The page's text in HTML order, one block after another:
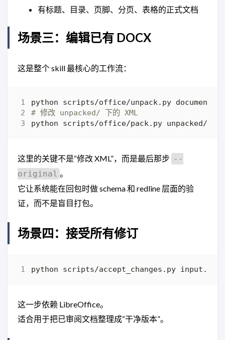
有标题、目录、页脚、分页、表格的正式文档
场景三：编辑已有 DOCX
这是整个 skill 最核心的工作流：
# 修改 unpacked/ 下的 XML
这里的关键不是“修改 XML”，而是最后那步 --
original 。
它让系统能在回包时做 schema 和 redline 层面的验
证，而不是盲目打包。
场景四：接受所有修订
这一步依赖 LibreOffice。
适合用于把已审阅文档整理成“干净版本”。